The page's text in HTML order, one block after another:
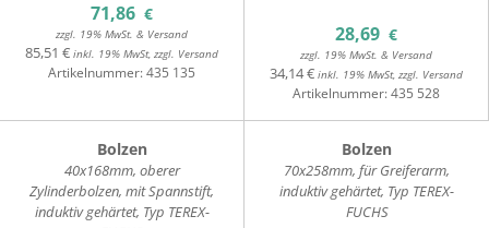
71,86 €
zzgl. 19% MwSt. & Versand
85,51 € inkl. 19% MwSt, zzgl. Versand
Artikelnummer:435 135
28,69 €
zzgl. 19% MwSt. & Versand
34,14 € inkl. 19% MwSt, zzgl. Versand
Artikelnummer:435 528
Bolzen
40x168mm, oberer
Zylinderbolzen, mit Spannstift,
induktiv gehärtet, Typ TEREX-
Bolzen
70x258mm, für Greiferarm,
induktiv gehärtet, Typ TEREX-
FUCHS